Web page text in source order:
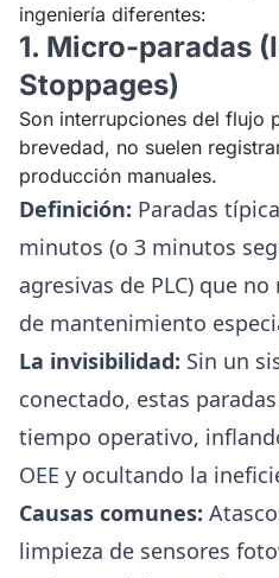
ingeniería diferentes:
1. Micro-paradas
Stoppages)
Son interrupciones del flujo
brevedad, no suelen
producción manuales.
Definición: Paradas
minutos (o 3 minutos
agresivas de PLC) que
de mantenimiento
La invisibilidad: Sin un
conectado, estas
tiempo operativo,
OEE y ocultando la
Causas comunes:
limpieza de sensores